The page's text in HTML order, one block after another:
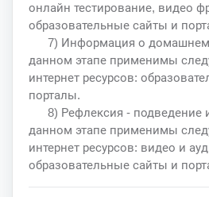
онлайн тестирование, видео
образовательные сайты и
7) Информация о
данном этапе применимы
интернет ресурсов:
порталы.
8) Рефлексия - подведение
данном этапе применимы
интернет ресурсов: видео и
образовательные сайты и